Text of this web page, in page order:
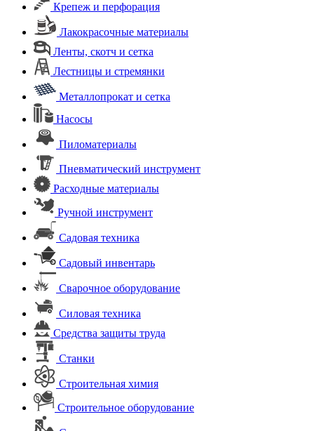
Крепеж и перфорация
Лакокрасочные материалы
Ленты, скотч и сетка
Лестницы и стремянки
Металлопрокат и сетка
Насосы
Пиломатериалы
Пневматический инструмент
Расходные материалы
Ручной инструмент
Садовая техника
Садовый инвентарь
Сварочное оборудование
Силовая техника
Средства защиты труда
Станки
Строительная химия
Строительное оборудование